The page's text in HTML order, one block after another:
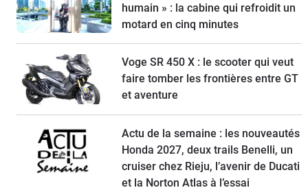
humain » : la cabine qui refroidit un
motard en cinq minutes
Voge SR 450 X : le scooter qui veut
faire tomber les frontières entre GT
et aventure
Actu de la semaine : les nouveautés
Honda 2027, deux trails Benelli, un
cruiser chez Rieju, l’avenir de Ducati
et la Norton Atlas à l’essai